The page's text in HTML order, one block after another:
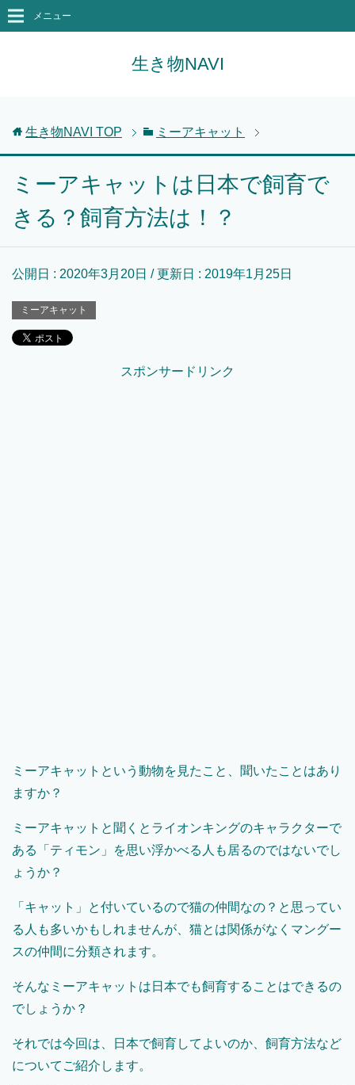
生き物NAVI
メニュー
生き物NAVI TOP ミーアキャット
ミーアキャットは日本で飼育で
きる？飼育方法は！？
公開日 : 2020年3月20日 / 更新日 : 2019年1月25日
ミーアキャット
スポンサードリンク
ミーアキャットという動物を見たこと、聞いたことはあり
ますか？
ミーアキャットと聞くとライオンキングのキャラクターで
ある「ティモン」を思い浮かべる人も居るのではないでし
ょうか？
「キャット」と付いているので猫の仲間なの？と思ってい
る人も多いかもしれませんが、猫とは関係がなくマングー
スの仲間に分類されます。
そんなミーアキャットは日本でも飼育することはできるの
でしょうか？
それでは今回は、日本で飼育してよいのか、飼育方法など
についてご紹介します。